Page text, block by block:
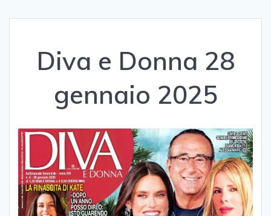
Diva e Donna 28
gennaio 2025